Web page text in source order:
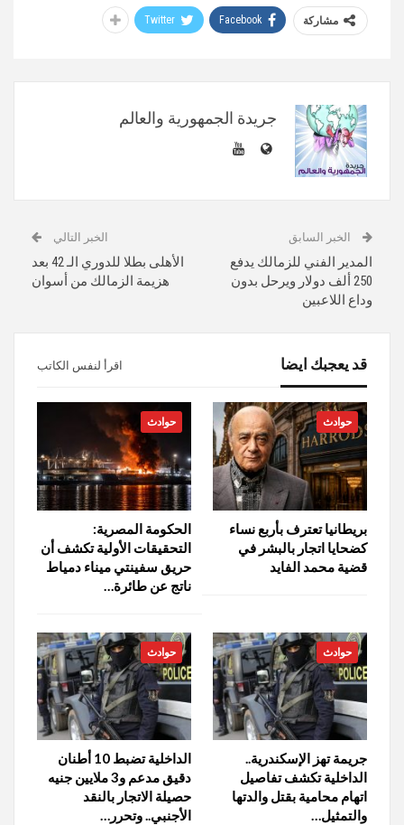
مشاركة Facebook
Twitter
جريدة الجمهورية والعالم
الخبر السابق
المدير الفني للزمالك يدفع
250 ألف دولار ويرحل بدون
وداع اللاعبين
الخبر التالي
الأهلى بطلا للدوري الـ 42 بعد
هزيمة الزمالك من أسوان
قد يعجبك ايضا اقرأ لنفس الكاتب
حوادث
بريطانيا تعترف بأربع نساء
كضحايا اتجار بالبشر في
قضية محمد الفايد
حوادث
الحكومة المصرية:
التحقيقات الأولية تكشف أن
حريق سفينتي ميناء دمياط
ناتج عن طائرة…
حوادث
جريمة تهز الإسكندرية..
الداخلية تكشف تفاصيل
اتهام محامية بقتل والدتها
والتمثيل…
حوادث
الداخلية تضبط 10 أطنان
دقيق مدعم و3 ملايين جنيه
حصيلة الاتجار بالنقد
الأجنبي.. وتحرر…